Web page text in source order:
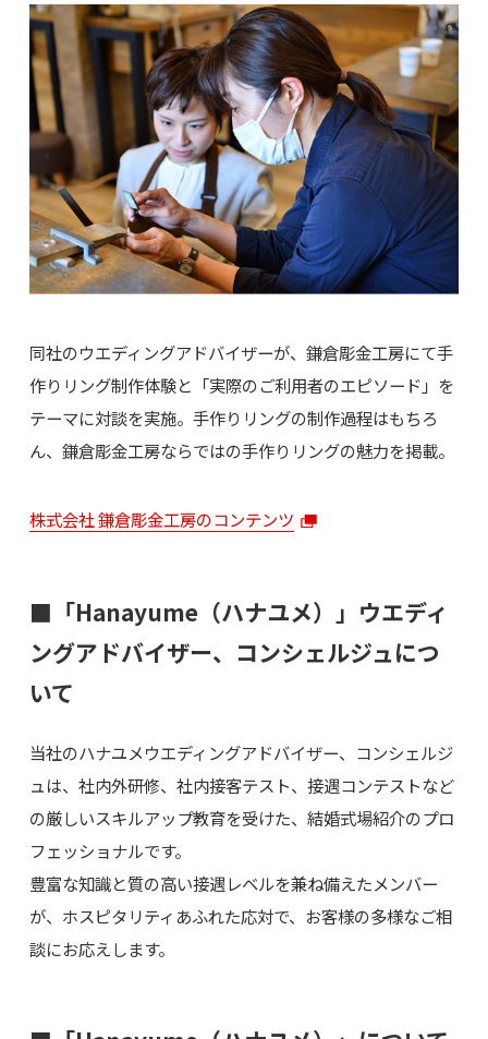
同社のウエディングアドバイザーが、鎌倉彫金工房にて手
作りリング制作体験と「実際のご利用者のエピソード」を
テーマに対談を実施。手作りリングの制作過程はもちろ
ん、鎌倉彫金工房ならではの手作りリングの魅力を掲載。
株式会社 鎌倉彫金工房のコンテンツ
■「Hanayume（ハナユメ）」ウエディ
ングアドバイザー、コンシェルジュにつ
いて
当社のハナユメウエディングアドバイザー、コンシェルジ
ュは、社内外研修、社内接客テスト、接遇コンテストなど
の厳しいスキルアップ教育を受けた、結婚式場紹介のプロ
フェッショナルです。
豊富な知識と質の高い接遇レベルを兼ね備えたメンバー
が、ホスピタリティあふれた応対で、お客様の多様なご相
談にお応えします。